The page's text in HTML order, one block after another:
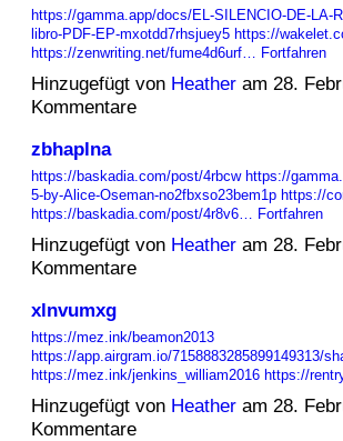
https://gamma.app/docs/EL-SILENCIO-DE-LA-
libro-PDF-EP-mxotdd7rhsjuey5 https://
https://zenwriting.net/fume4d6urf…
Fortfahren
Hinzugefügt von Heatheram 28.
Kommentare
zbhaplna
https://baskadia.com/post/4rbcw https://
5-by-Alice-Oseman-no2fbxso23bem1p https://
https://baskadia.com/post/4r8v6…
Fortfahren
Hinzugefügt von Heatheram 28.
Kommentare
xlnvumxg
https://mez.ink/beamon2013
https://app.airgram.io/7158883285899149313/
https://mez.ink/jenkins_william2016 https://
Hinzugefügt von Heatheram 28.
Kommentare